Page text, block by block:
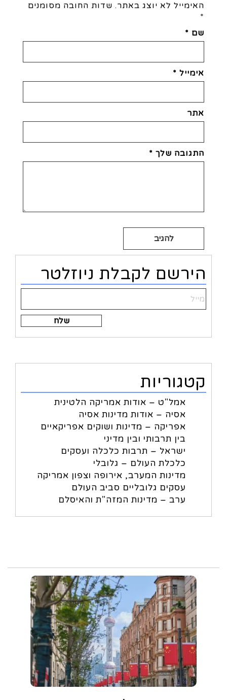
האימייל לא יוצג באתר. שדות החובה מסומנים
*
שם *
אימייל *
אתר
התגובה שלך *
הירשם לקבלת ניוזלטר
Alternative:
קטגוריות
אמל"ט – אודות אמריקה הלטינית
אסיה – אודות מדינות אסיה
אפריקה – מדינות ושוקים אפריקאיים
בין תרבותי ובין מדיני
ישראל – תרבות כלכלה ועסקים
כלכלת העולם – גלובלי
מדינות המערב, אירופה וצפון אמריקה
עסקים גלובליים סביב העולם
ערב – מדינות המזה"ת והאיסלם